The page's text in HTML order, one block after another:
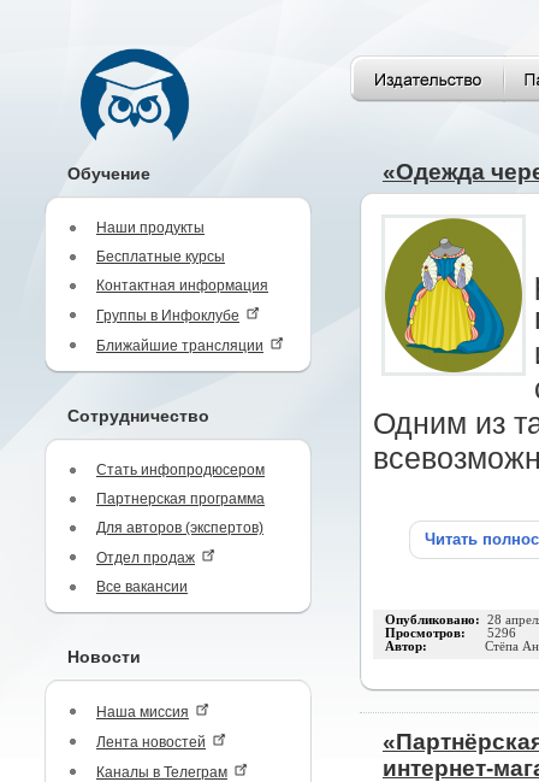
Обучение
Наши продукты
Бесплатные курсы
Контактная информация
Группы в Инфоклубе
Ближайшие трансляции
Сотрудничество
Стать инфопродюсером
Партнерская программа
Для авторов (экспертов)
Отдел продаж
Все вакансии
Новости
Наша миссия
Лента новостей
Каналы в Телеграм
«Одежда
Одним из
Читать
Опубликовано: 28
Просмотров: 5296
Автор: Стёпа
интернет-